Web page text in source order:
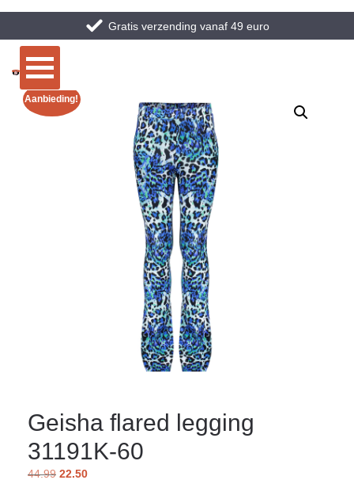
Gratis verzending vanaf 49 euro
Aanbieding!
Geisha flared legging
31191K-60
44.99 22.50